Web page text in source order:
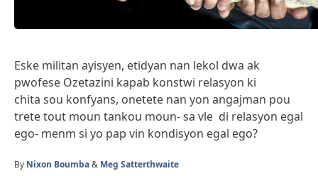
Eske militan ayisyen, etidyan nan lekol dwa ak
pwofese Ozetazini kapab konstwi relasyon ki
chita sou konfyans, onetete nan yon angajman pou
trete tout moun tankou moun- sa vle di relasyon egal
ego- menm si yo pap vin kondisyon egal ego?
By Nixon Boumba& Meg Satterthwaite